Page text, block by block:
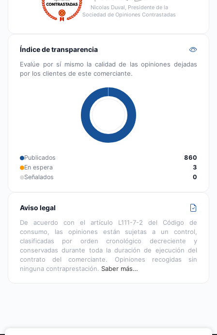
Nicolas Duval, Presidente de la
Sociedad de Opiniones Contrastadas
Índice de transparencia
Evalúe por sí mismo la calidad de las opiniones dejadas
por los clientes de este comerciante.
Publicados
860
En espera
3
Señalados
0
Aviso legal
De acuerdo con el artículo L111-7-2 del Código de
consumo, las opiniones están sujetas a un control,
clasificadas por orden cronológico decreciente y
conservadas durante toda la duración de ejecución del
contrato del comerciante. Opiniones recogidas sin
ninguna contraprestación. Saber más…